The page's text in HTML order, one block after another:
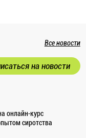
Все новости
на новости
онлайн-курс
сиротства